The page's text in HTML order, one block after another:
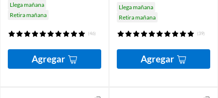
Llega mañana
Retira mañana
(46)
Agregar
Llega mañana
Retira mañana
(39)
Agregar